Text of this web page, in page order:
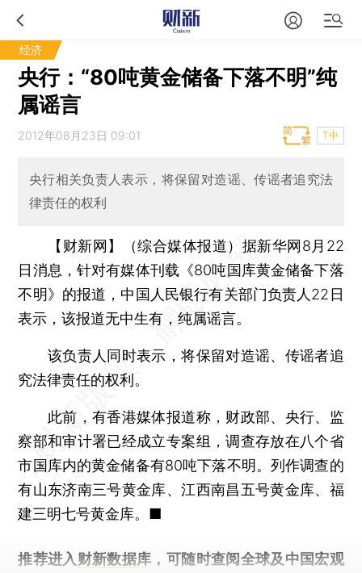
经济
央行：“80吨黄金储备下落不明”纯
属谣言
2012年08月23日 09:01 T中
央行相关负责人表示，将保留对造谣、传谣者追究法
律责任的权利
【财新网】（综合媒体报道） 据新华网8月22
日消息，针对有媒体刊载《80吨国库黄金储备下落
不明》的报道，中国人民银行有关部门负责人22日
表示，该报道无中生有，纯属谣言。
该负责人同时表示，将保留对造谣、传谣者追
究法律责任的权利。
此前，有香港媒体报道称，财政部、央行、监
察部和审计署已经成立专案组，调查存放在八个省
市国库内的黄金储备有80吨下落不明。列作调查的
有山东济南三号黄金库、江西南昌五号黄金库、福
建三明七号黄金库。■
推荐进入 财新数据库 ，可随时查阅全球及中国宏观